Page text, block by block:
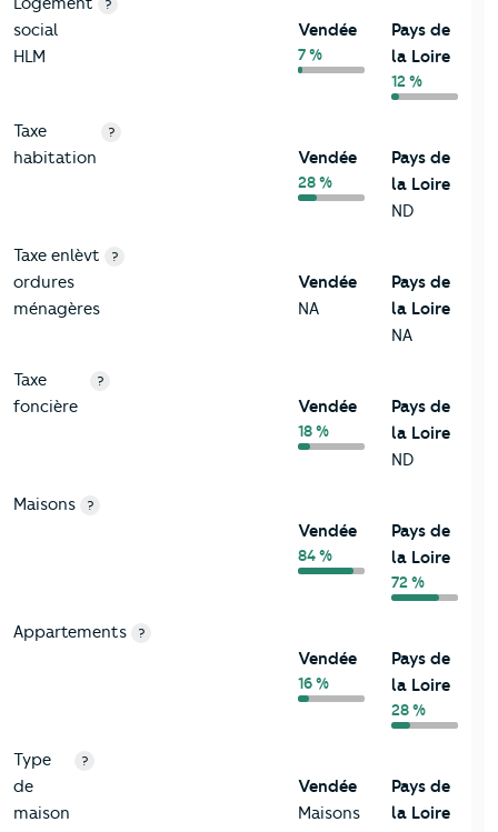
social
HLM
?
Vendée
7 %
Pays de
la Loire
12 %
Taxe
habitation
?
Vendée
28 %
Pays de
la Loire
ND
Taxe enlèvt
ordures
ménagères
?
Vendée
NA
Pays de
la Loire
NA
Taxe
foncière
?
Vendée
18 %
Pays de
la Loire
ND
Maisons ?
Vendée
84 %
Pays de
la Loire
72 %
Appartements ?
Vendée
16 %
Pays de
la Loire
28 %
Type
de
maison
?
Vendée
Maisons
Pays de
la Loire